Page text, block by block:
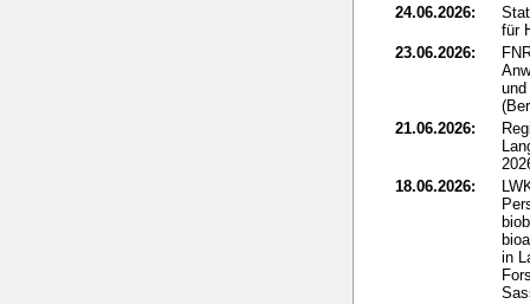
24.06.2026:
für
23.06.2026:
21.06.2026:
18.06.2026:
in